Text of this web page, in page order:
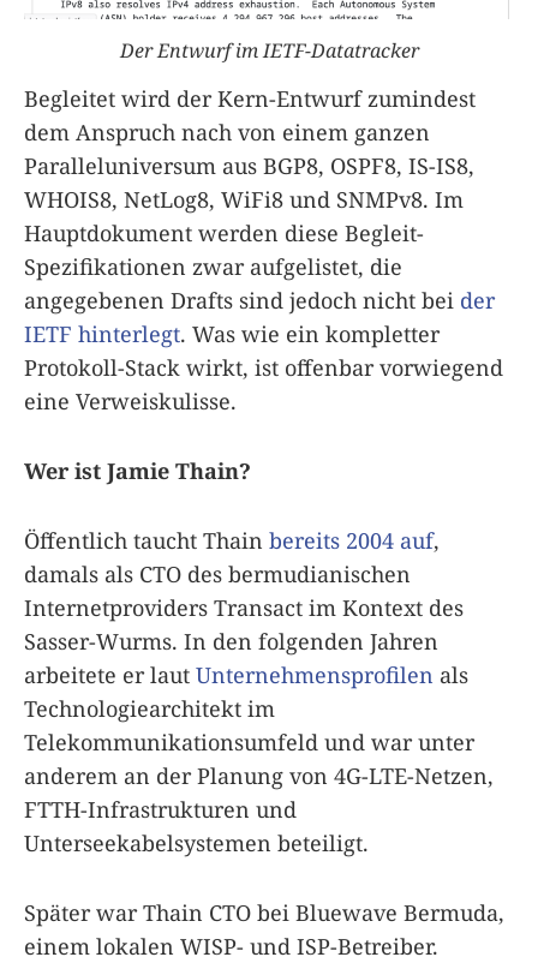
Der Entwurf im IETF-Datatracker
Begleitet wird der Kern-Entwurf zumindest
dem Anspruch nach von einem ganzen
Paralleluniversum aus BGP8, OSPF8, IS-IS8,
WHOIS8, NetLog8, WiFi8 und SNMPv8. Im
Hauptdokument werden diese Begleit-
Spezifikationen zwar aufgelistet, die
angegebenen Drafts sind jedoch nicht bei der
IETF hinterlegt. Was wie ein kompletter
Protokoll-Stack wirkt, ist offenbar vorwiegend
eine Verweiskulisse.
Wer ist Jamie Thain?
Öffentlich taucht Thain bereits 2004 auf,
damals als CTO des bermudianischen
Internetproviders Transact im Kontext des
Sasser-Wurms. In den folgenden Jahren
arbeitete er laut Unternehmensprofilen als
Technologiearchitekt im
Telekommunikationsumfeld und war unter
anderem an der Planung von 4G-LTE-Netzen,
FTTH-Infrastrukturen und
Unterseekabelsystemen beteiligt.
Später war Thain CTO bei Bluewave Bermuda,
einem lokalen WISP- und ISP-Betreiber.